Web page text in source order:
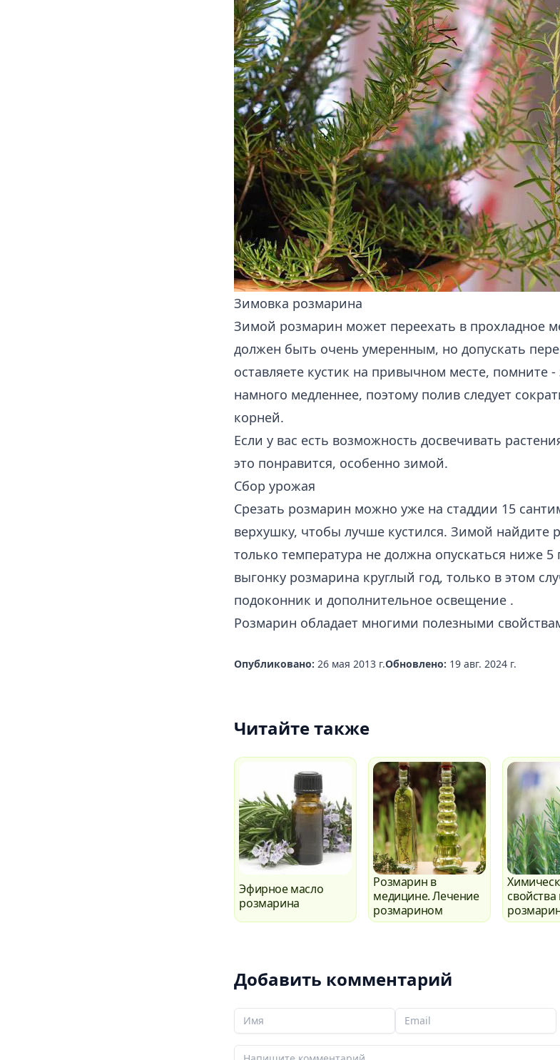
Зимовка розмарина
Зимой розмарин может переехать в прохладное
должен быть очень умеренным, но допускать
оставляете кустик на привычном месте, помните
намного медленнее, поэтому полив следует
корней.
Если у вас есть возможность досвечивать
это понравится, особенно зимой.
Сбор урожая
Срезать розмарин можно уже на стаддии 15
верхушку, чтобы лучше кустился. Зимой найдите
только температура не должна опускаться ниже
выгонку розмарина круглый год, только в этом
подоконник идополнительное освещение .
Розмарин обладает многими полезными
Опубликовано: 26 мая 2013 г.Обновлено: 19 авг. 2024 г.
Читайте также
Эфирное масло
розмарина
Розмарин в
медицине. Лечение
розмарином
Добавить комментарий
Ваше Имя Ваш email
Ваш комментарий